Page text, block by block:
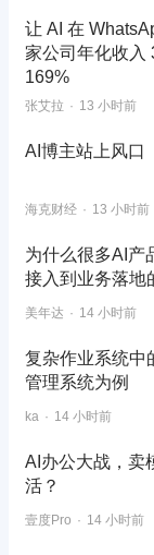
让 AI 在
家公司年化收入
169%
张艾拉 13 小时前
AI博主站上风口
海克财经 13 小时前
为什么很多AI产
接入到业务落地
美年达 14 小时前
复杂作业系统中
管理系统为例
ka 14 小时前
AI办公大战，卖
活？
壹度Pro 14 小时前